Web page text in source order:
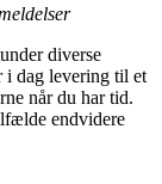
diverse
i dag levering til et
når du har tid.
endvidere